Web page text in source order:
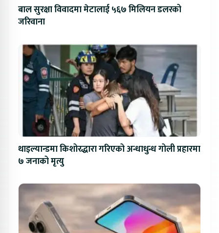
बाल सुरक्षा विवादमा मेटालाई ५६७ मिलियन डलरको
जरिवाना
थाइल्यान्डमा किशोरद्धारा गरिएको अन्धाधुन्ध गोली प्रहारमा
७ जनाको मृत्यु